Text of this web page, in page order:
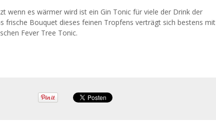
wenn es wärmer wird ist ein Gin Tonic für viele der Drink der
frische Bouquet dieses feinen Tropfens verträgt sich bestens mit
Fever Tree Tonic.